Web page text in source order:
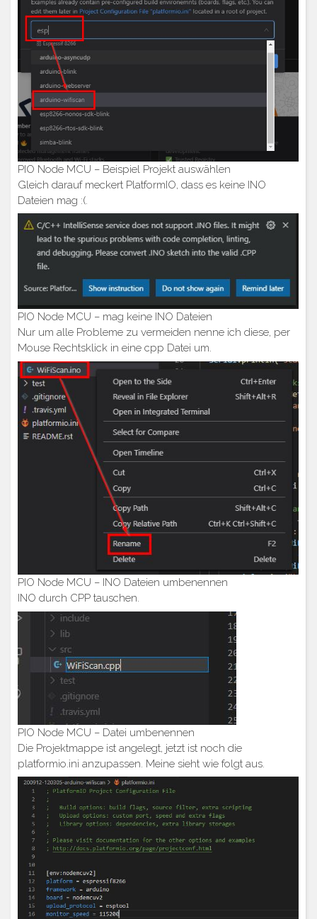
PIO Node MCU – Beispiel Projekt auswählen
Gleich darauf meckert PlatformIO, dass es keine INO
Dateien mag :(.
PIO Node MCU – mag keine INO Dateien
Nur um alle Probleme zu vermeiden nenne ich diese, per
Mouse Rechtsklick in eine cpp Datei um.
PIO Node MCU – INO Dateien umbenennen
INO durch CPP tauschen.
PIO Node MCU – Datei umbenennen
Die Projektmappe ist angelegt, jetzt ist noch die
platformio.ini anzupassen. Meine sieht wie folgt aus.